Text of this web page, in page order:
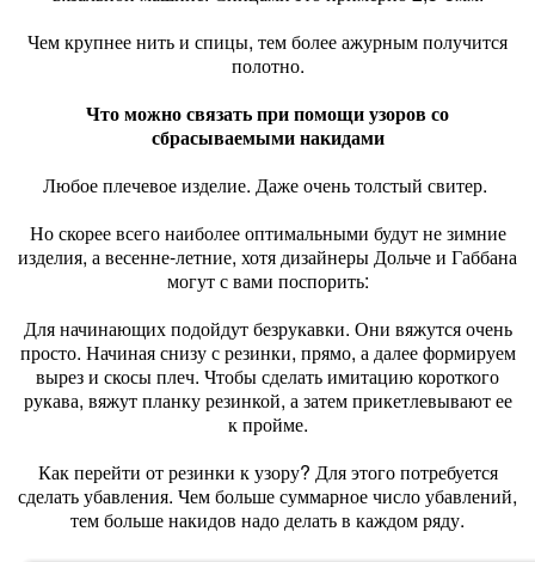
Чем крупнее нить и спицы, тем более ажурным получится
полотно.
Что можно связать при помощи узоров со
сбрасываемыми накидами
Любое плечевое изделие. Даже очень толстый свитер.
Но скорее всего наиболее оптимальными будут не зимние
изделия, а весенне-летние, хотя дизайнеры Дольче и Габбана
могут с вами поспорить:
Для начинающих подойдут безрукавки. Они вяжутся очень
просто. Начиная снизу с резинки, прямо, а далее формируем
вырез и скосы плеч. Чтобы сделать имитацию короткого
рукава, вяжут планку резинкой, а затем прикетлевывают ее
к пройме.
Как перейти от резинки к узору? Для этого потребуется
сделать убавления. Чем больше суммарное число убавлений,
тем больше накидов надо делать в каждом ряду.